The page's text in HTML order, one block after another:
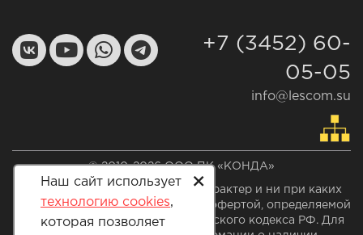
+7 (3452) 60-
05-05
info@lescom.su
© 2010-2026 ООО ПК «КОНДА»
Сайт носит информационный характер и ни при каких
условиях не является публичной офертой, определяемой
положением статьи 437 Гражданского кодекса РФ. Для
+
Наш сайт использует
технологию cookies,
которая позволяет